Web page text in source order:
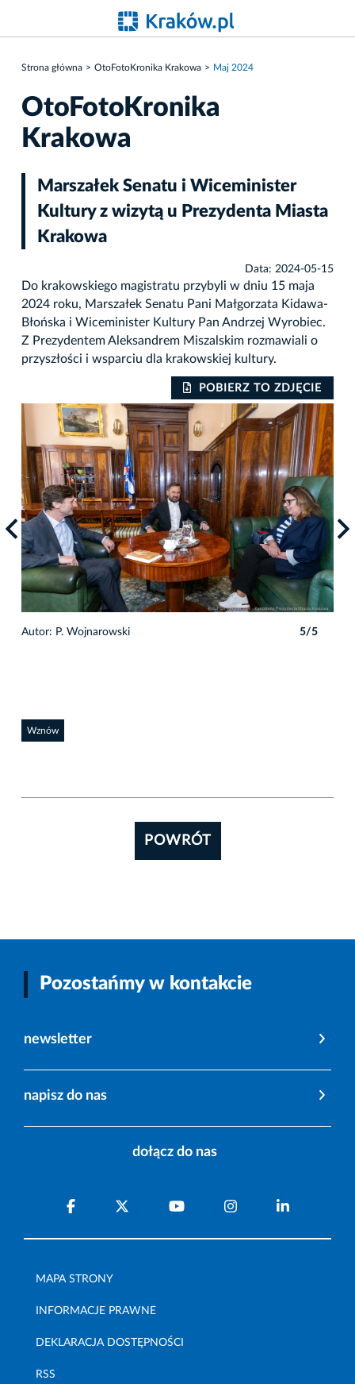
Strona główna OtoFotoKronika Krakowa Maj 2024
OtoFotoKronika
Krakowa
Marszałek Senatu i Wiceminister
Kultury z wizytą u Prezydenta Miasta
Krakowa
Data: 2024-05-15
Do krakowskiego magistratu przybyli w dniu 15 maja
2024 roku, Marszałek Senatu Pani Małgorzata Kidawa-
Błońska i Wiceminister Kultury Pan Andrzej Wyrobiec.
Z Prezydentem Aleksandrem Miszalskim rozmawiali o
przyszłości i wsparciu dla krakowskiej kultury.
POBIERZ TO ZDJĘCIE
Autor: P. Wojnarowski 5/5
Wznów
POWRÓT
Pozostańmy w kontakcie
newsletter
napisz do nas
dołącz do nas
MAPA STRONY
INFORMACJE PRAWNE
DEKLARACJA DOSTĘPNOŚCI
RSS